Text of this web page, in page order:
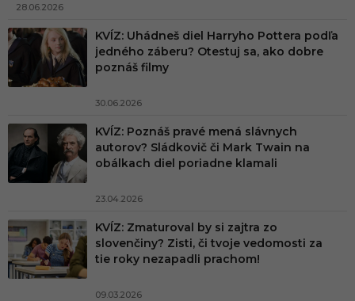
28.06.2026
KVÍZ: Uhádneš diel Harryho Pottera podľa
jedného záberu? Otestuj sa, ako dobre
poznáš filmy
30.06.2026
KVÍZ: Poznáš pravé mená slávnych
autorov? Sládkovič či Mark Twain na
obálkach diel poriadne klamali
23.04.2026
KVÍZ: Zmaturoval by si zajtra zo
slovenčiny? Zisti, či tvoje vedomosti za
tie roky nezapadli prachom!
09.03.2026